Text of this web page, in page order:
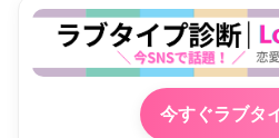
今すぐラブタ